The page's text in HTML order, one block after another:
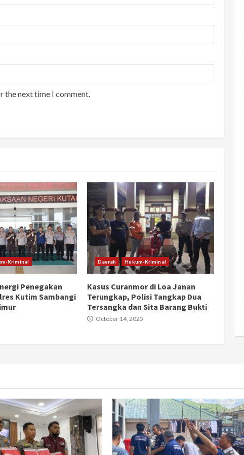
the next time I comment.
Kriminal
Penegakan
Kutim Sambangi
Daerah Hukum-Kriminal
Kasus Curanmor di Loa Janan
Terungkap, Polisi Tangkap Dua
Tersangka dan Sita Barang Bukti
October 14, 2025